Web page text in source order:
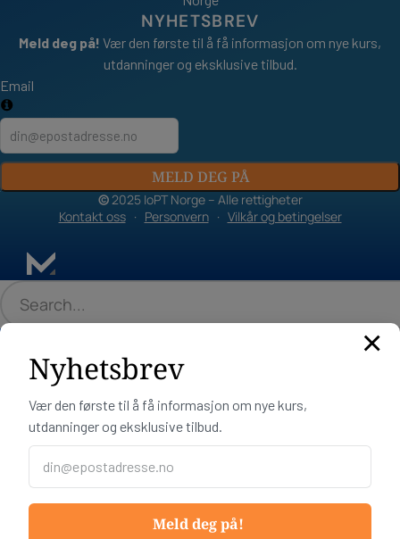
NYHETSBREV
Meld deg på! Vær den første til å få informasjon om nye kurs,
utdanninger og eksklusive tilbud.
Email
MELD DEG PÅ
©2025 IoPT Norge – Alle rettigheter
Kontakt oss· Personvern· Vilkår og betingelser
MENY
KURS & UTDANNINGER
×
Nyhetsbrev
Vær den første til å få informasjon om nye kurs,
utdanninger og eksklusive tilbud.
Meld deg på!